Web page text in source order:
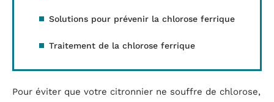
Solutions pour prévenir la chlorose ferrique
Traitement de la chlorose ferrique
Pour éviter que votre citronnier ne souffre de chlorose,